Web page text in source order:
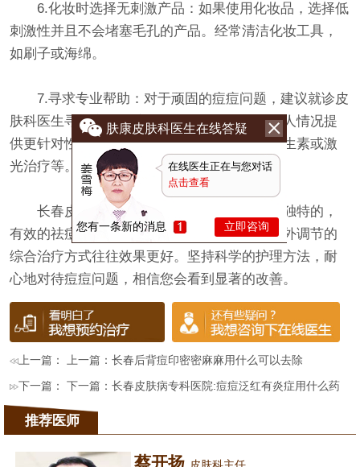
6.化妆时选择无刺激产品：如果使用化妆品，选择低
刺激性并且不会堵塞毛孔的产品。经常清洁化妆工具，
如刷子或海绵。
7.寻求专业帮助：对于顽固的痘痘问题，建议就诊皮
肤科医生寻求专业建议。他们可以根据您的个人情况提
供更针对性的治疗方案，如局部药膏、口服抗生素或激
光治疗等。
长春皮肤病医院表示每个人的皮肤状况是独特的，
有效的祛痘方法可能因人而异。同时，注重内外调节的
综合治疗方式往往效果更好。坚持科学的护理方法，耐
心地对待痘痘问题，相信您会看到显著的改善。
上一篇： 上一篇：长春后背痘印密密麻麻用什么可以去除
下一篇： 下一篇：长春皮肤病专科医院:痘痘泛红有炎症用什么药
推荐医师
蔡开扬
肤康皮肤科医生在线答疑
在线医生正在与您对话
点击查看
您有一条新的消息 立即咨询